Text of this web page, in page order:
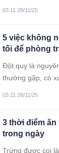
cũng thường lấy
thay nước hàng
liệu có tốt không
03:11 28/11/25
5 việc không
tối để phòng
Đột quỵ là
thường gặp, có
nhóm nguy cơ
03:11 28/11/25
3 thời điểm
trong ngày
Trứng được coi